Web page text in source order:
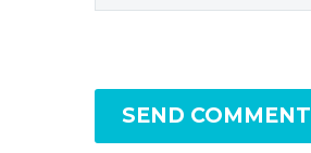
SEND COMMENT